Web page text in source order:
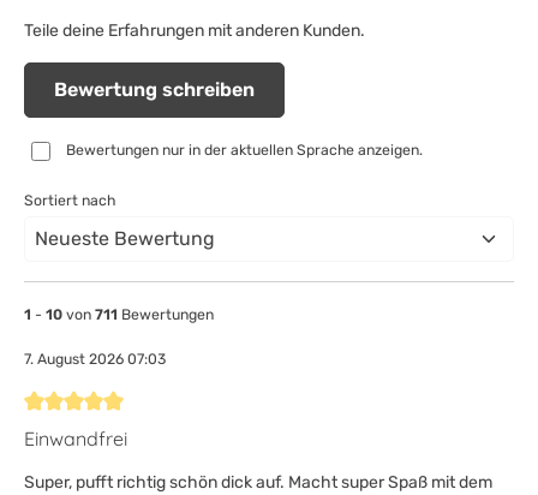
Teile deine Erfahrungen mit anderen Kunden.
Bewertung schreiben
Bewertungen nur in der aktuellen Sprache anzeigen.
Sortiert nach
1 - 10 von 711 Bewertungen
7. August 2026 07:03
Bewertung mit 5 von 5 Sternen
Einwandfrei
Super, pufft richtig schön dick auf. Macht super Spaß mit dem